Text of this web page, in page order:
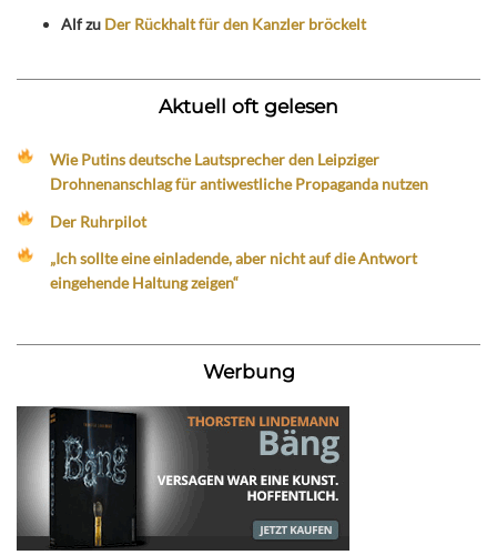
Alfzu Der Rückhalt für den Kanzler bröckelt
Aktuell oft gelesen
Wie Putins deutsche Lautsprecher den Leipziger
Drohnenanschlag für antiwestliche Propaganda nutzen
Der Ruhrpilot
„Ich sollte eine einladende, aber nicht auf die Antwort
eingehende Haltung zeigen“
Werbung